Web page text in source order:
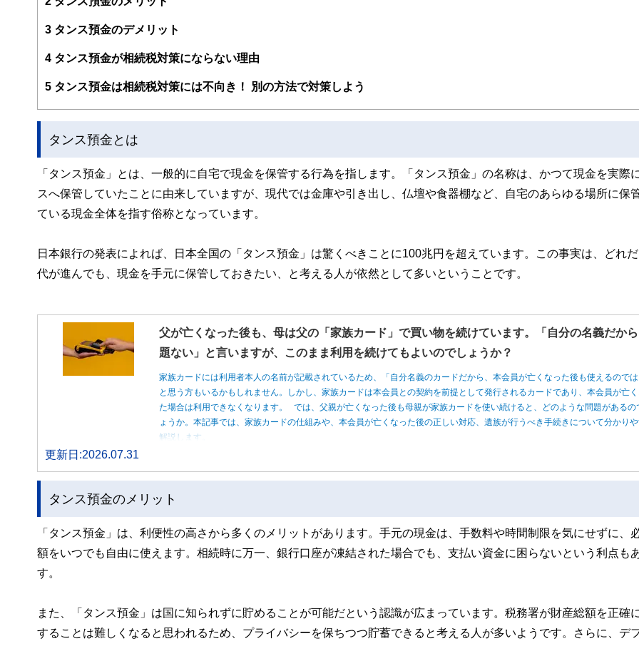
ー、公認会計士、社会保険労務士、行政書士、投資アナリスト、キャリアコンサルタントなど150名以上の有資格者を執筆者・監修者として迎
と、読み応えのあるコンテンツと確かな情報発信を実現しています。
私たちは、快適でより良い生活のアイデアを提供するお金のコンシェルジュを目指します。
3 タンス預金のデメリット
4 タンス預金が相続税対策にならない理由
5 タンス預金は相続税対策には不向き！ 別の方法で対策しよう
タンス預金とは
「タンス預金」とは、一般的に自宅で現金を保管する行為を指します。「タンス預金」の名称は、かつて現金を実際
スへ保管していたことに由来していますが、現代では金庫や引き出し、仏壇や食器棚など、自宅のあらゆる場所に保
ている現金全体を指す俗称となっています。
日本銀行の発表によれば、日本全国の「タンス預金」は驚くべきことに100兆円を超えています。この事実は、どれ
代が進んでも、現金を手元に保管しておきたい、と考える人が依然として多いということです。
父が亡くなった後も、母は父の「家族カード」で買い物を続けています。「自分の名義だから
題ない」と言いますが、このまま利用を続けてもよいのでしょうか？
家族カードには利用者本人の名前が記載されているため、「自分名義のカードだから、本会員が亡くなった後も使えるのでは
と思う方もいるかもしれません。しかし、家族カードは本会員との契約を前提として発行されるカードであり、本会員が亡く
た場合は利用できなくなります。 では、父親が亡くなった後も母親が家族カードを使い続けると、どのような問題があるの
ょうか。本記事では、家族カードの仕組みや、本会員が亡くなった後の正しい対応、遺族が行うべき手続きについて分かりや
解説します。
更新日:2026.07.31
タンス預金のメリット
「タンス預金」は、利便性の高さから多くのメリットがあります。手元の現金は、手数料や時間制限を気にせずに、
額をいつでも自由に使えます。相続時に万一、銀行口座が凍結された場合でも、支払い資金に困らないという利点も
す。
また、「タンス預金」は国に知られずに貯めることが可能だという認識が広まっています。税務署が財産総額を正確
することは難しくなると思われるため、プライバシーを保ちつつ貯蓄できると考える人が多いようです。さらに、デ